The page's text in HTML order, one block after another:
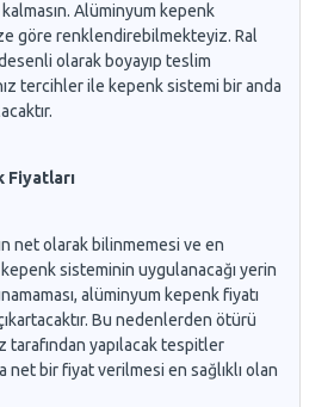
Alüminyum kepenk
göre renklendirebilmekteyiz. Ral
olarak boyayıp teslim
tercihler ile kepenk sistemi bir anda
Fiyatları
net olarak bilinmemesi ve en
sisteminin uygulanacağı yerin
alüminyum kepenk fiyatı
Bu nedenlerden ötürü
yapılacak tespitler
net bir fiyat verilmesi en sağlıklı olan